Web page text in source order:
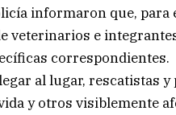
informaron que, para
veterinarios e
correspondientes.
al lugar, rescatistas
y otros visiblemente